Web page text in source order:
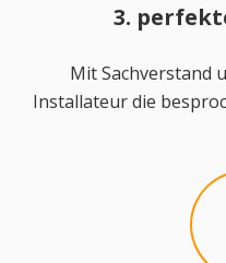
3.
Mit Sachverstand
Installateur die